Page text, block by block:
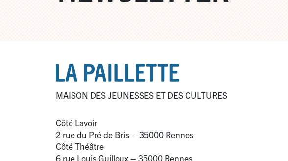
MAISON DES JEUNESSES ET DES CULTURES
Côté Lavoir
2 rue du Pré de Bris – 35000 Rennes
Côté Théâtre
6 rue Louis Guilloux – 35000 Rennes